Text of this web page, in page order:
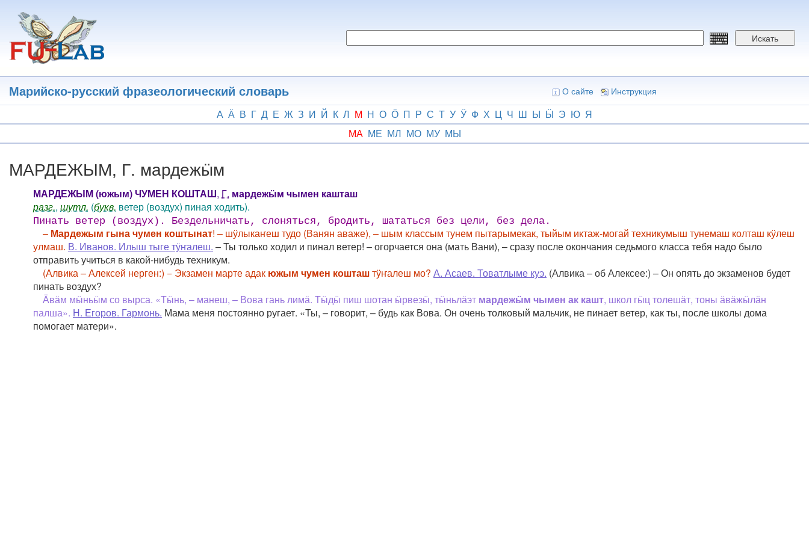
основному
содержанию
Искать
Марийско-русский фразеологический словарь О сайте Инструкция
А Ӓ В Г Д Е Ж З И Й К Л М Н О Ӧ П Р С Т У Ӱ Ф Х Ц Ч Ш Ы Ӹ Э Ю Я
МА МЕ МЛ МО МУ МЫ
МАРДЕЖЫМ, Г. мардежӹм
МАРДЕЖЫМ (южым) ЧУМЕН КОШТАШ, Г. мардежӹм чымен кашташ
разг., шутл. (букв. ветер (воздух) пиная ходить).
Пинать ветер (воздух). Бездельничать, слоняться, бродить, шататься без цели, без дела.
– Мардежым гына чумен коштынат! – шӱлыкаҥеш тудо (Ванян аваже), – шым классым тунем пытарымекак, тыйым иктаж-могай техникумыш тунемаш колташ кӱлеш
улмаш. В. Иванов. Илыш тыге тӱҥалеш. – Ты только ходил и пинал ветер! – огорчается она (мать Вани), – сразу после окончания седьмого класса тебя надо было
отправить учиться в какой-нибудь техникум.
(Алвика – Алексей нерген:) − Экзамен марте адак южым чумен кошташтӱҥалеш мо? А. Асаев. Товатлыме куэ. (Алвика – об Алексее:) – Он опять до экзаменов будет
пинать воздух?
Ӓвӓм мӹньӹм со вырса. «Тӹнь, – манеш, – Вова гань лимӓ. Тӹдӹ пиш шотан ӹрвезӹ, тӹньлӓэт мардежӹм чымен ак кашт, школ гӹц толешӓт, тоны ӓвӓжӹлӓн
палша». Н. Егоров. Гармонь. Мама меня постоянно ругает. «Ты, – говорит, – будь как Вова. Он очень толковый мальчик, не пинает ветер, как ты, после школы дома
помогает матери».